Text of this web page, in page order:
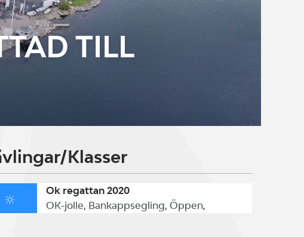
TILL
Klasser
Ok regattan 2020
OK-jolle, Bankappsegling, Öppen,